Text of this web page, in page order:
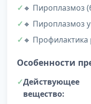
🔸 Пироплазмоз
🔸 Пироплазмоз
🔸
Особенности
Действующее
вещество: